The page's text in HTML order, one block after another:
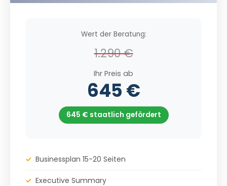
Wert der Beratung:
1.290 €
Ihr Preis ab
645 €
645 € staatlich gefördert
✓ Businessplan 15-20 Seiten
✓ Executive Summary